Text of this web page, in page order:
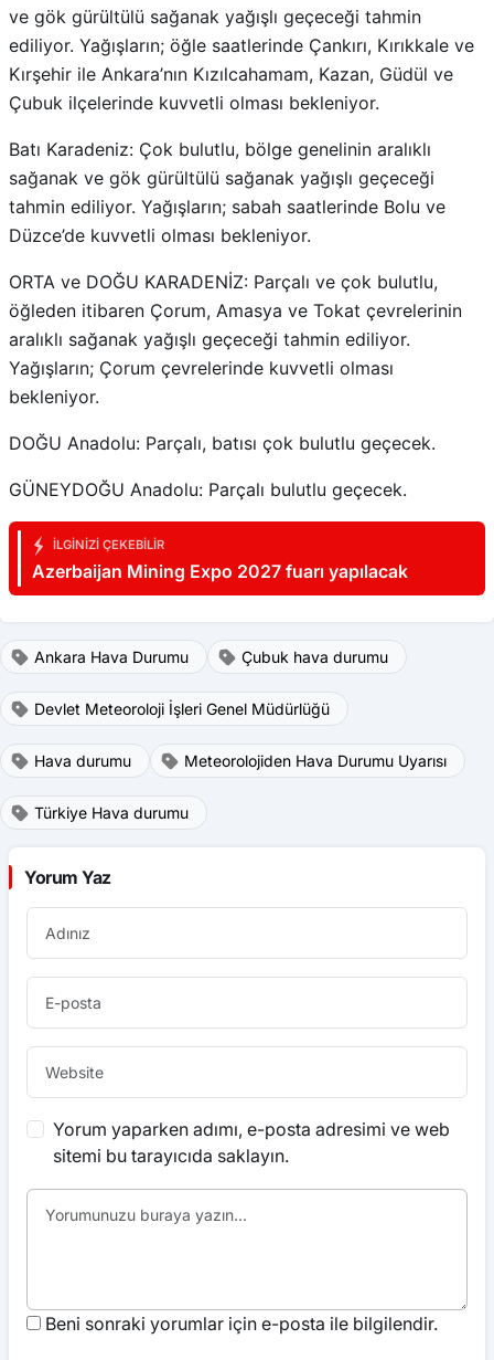
ve gök gürültülü sağanak yağışlı geçeceği tahmin
ediliyor. Yağışların; öğle saatlerinde Çankırı, Kırıkkale ve
Kırşehir ile Ankara’nın Kızılcahamam, Kazan, Güdül ve
Çubuk ilçelerinde kuvvetli olması bekleniyor.
Batı Karadeniz: Çok bulutlu, bölge genelinin aralıklı
sağanak ve gök gürültülü sağanak yağışlı geçeceği
tahmin ediliyor. Yağışların; sabah saatlerinde Bolu ve
Düzce’de kuvvetli olması bekleniyor.
ORTA ve DOĞU KARADENİZ: Parçalı ve çok bulutlu,
öğleden itibaren Çorum, Amasya ve Tokat çevrelerinin
aralıklı sağanak yağışlı geçeceği tahmin ediliyor.
Yağışların; Çorum çevrelerinde kuvvetli olması
bekleniyor.
DOĞU Anadolu: Parçalı, batısı çok bulutlu geçecek.
GÜNEYDOĞU Anadolu: Parçalı bulutlu geçecek.
İLGINIZI ÇEKEBILIR
Azerbaijan Mining Expo 2027 fuarı yapılacak
Ankara Hava Durumu Çubuk hava durumu
Devlet Meteoroloji İşleri Genel Müdürlüğü
Hava durumu Meteorolojiden Hava Durumu Uyarısı
Türkiye Hava durumu
Yorum Yaz
Yorum yaparken adımı, e-posta adresimi ve web
sitemi bu tarayıcıda saklayın.
Beni sonraki yorumlar için e-posta ile bilgilendir.